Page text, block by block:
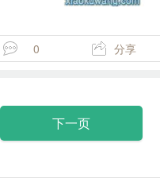
0 分享
下一页